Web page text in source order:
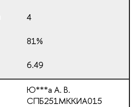
4
81%
6.49
Ю***а А. В.
СПБ251МККИА015